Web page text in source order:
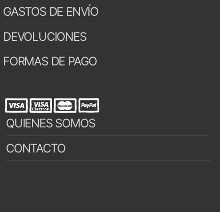
GASTOS DE ENVÍO
DEVOLUCIONES
FORMAS DE PAGO
QUIENES SOMOS
CONTACTO